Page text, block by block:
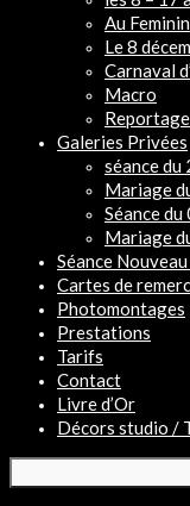
Au Feminin
Le 8
Carnaval
Macro
Galeries Privées
séance du
Mariage
Séance
Mariage
Séance
Cartes de
Photomontages
Prestations
Tarifs
Contact
Livre d’Or
Décors studio /